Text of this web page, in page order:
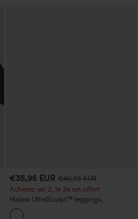
€35,95 EUR €40,95 EUR
Achetez-en 2, le 3e est offert
Halara UltraSculpt™ leggings
d'entraînement taille haute — fronces
liftantes pour le fessier, maintien gainant